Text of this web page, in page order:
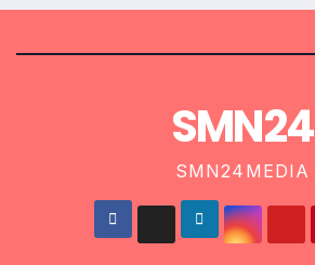
SMN24
SMN24MEDIA